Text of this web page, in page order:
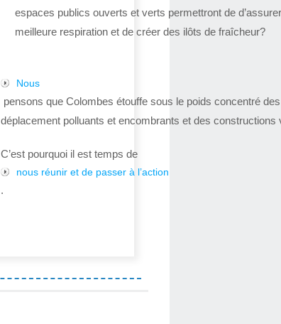
espaces publics ouverts et verts permettront de
meilleure respiration et de créer des ilôts de fraîcheur?
Nous
pensons que Colombes étouffe sous le poids concentré
déplacement polluants et encombrants et des constructions
C’est pourquoi il est temps de
nous réunir et de passer à l’action
.